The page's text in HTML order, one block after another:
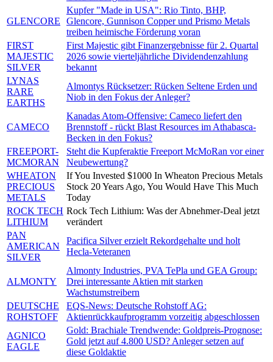
GLENCORE
Kupfer "Made in USA": Rio Tinto, BHP,
Glencore, Gunnison Copper und Prismo Metals
treiben heimische Förderung voran
FIRST
MAJESTIC
SILVER
First Majestic gibt Finanzergebnisse für 2. Quartal
2026 sowie vierteljährliche Dividendenzahlung
bekannt
LYNAS
RARE
EARTHS
Almontys Rücksetzer: Rücken Seltene Erden und
Niob in den Fokus der Anleger?
CAMECO
Kanadas Atom-Offensive: Cameco liefert den
Brennstoff - rückt Blast Resources im Athabasca-
Becken in den Fokus?
FREEPORT-
MCMORAN
Steht die Kupferaktie Freeport McMoRan vor einer
Neubewertung?
WHEATON
PRECIOUS
METALS
If You Invested $1000 In Wheaton Precious Metals
Stock 20 Years Ago, You Would Have This Much
Today
ROCK TECH
LITHIUM
Rock Tech Lithium: Was der Abnehmer-Deal jetzt
verändert
PAN
AMERICAN
SILVER
Pacifica Silver erzielt Rekordgehalte und holt
Hecla-Veteranen
ALMONTY
Almonty Industries, PVA TePla und GEA Group:
Drei interessante Aktien mit starken
Wachstumstreibern
DEUTSCHE
ROHSTOFF
EQS-News: Deutsche Rohstoff AG:
Aktienrückkaufprogramm vorzeitig abgeschlossen
AGNICO
EAGLE
Gold: Brachiale Trendwende: Goldpreis-Prognose:
Gold jetzt auf 4.800 USD? Anleger setzen auf
diese Goldaktie